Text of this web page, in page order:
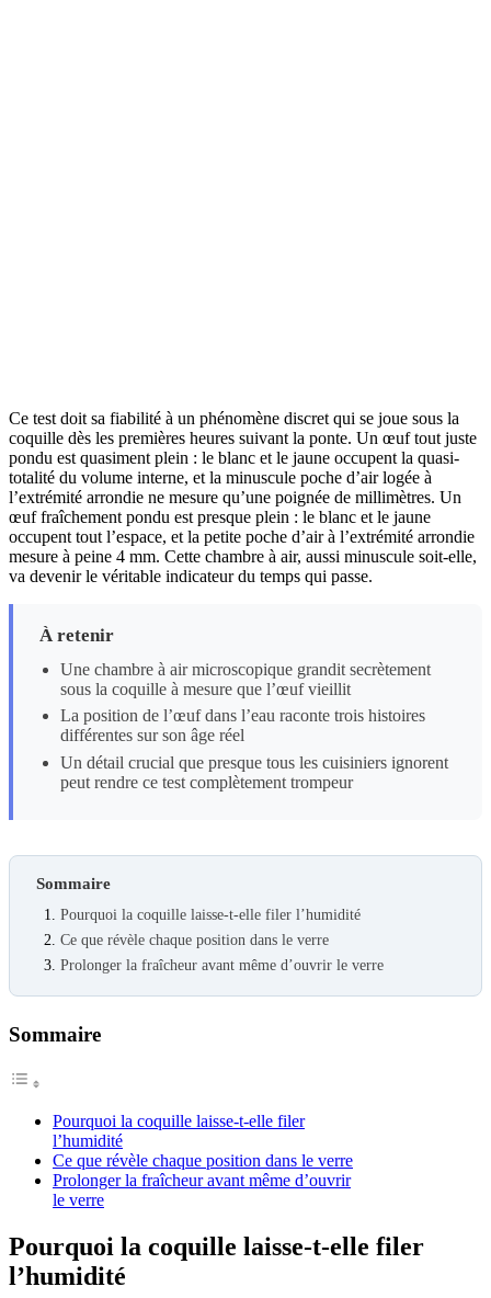
Ce test doit sa fiabilité à un phénomène discret qui se joue sous la
coquille dès les premières heures suivant la ponte. Un œuf tout juste
pondu est quasiment plein : le blanc et le jaune occupent la quasi-
totalité du volume interne, et la minuscule poche d’air logée à
l’extrémité arrondie ne mesure qu’une poignée de millimètres. Un
œuf fraîchement pondu est presque plein : le blanc et le jaune
occupent tout l’espace, et la petite poche d’air à l’extrémité arrondie
mesure à peine 4 mm. Cette chambre à air, aussi minuscule soit-elle,
va devenir le véritable indicateur du temps qui passe.
À retenir
Une chambre à air microscopique grandit secrètement
sous la coquille à mesure que l’œuf vieillit
La position de l’œuf dans l’eau raconte trois histoires
différentes sur son âge réel
Un détail crucial que presque tous les cuisiniers ignorent
peut rendre ce test complètement trompeur
Sommaire
Pourquoi la coquille laisse-t-elle filer l’humidité
Ce que révèle chaque position dans le verre
Prolonger la fraîcheur avant même d’ouvrir le verre
Sommaire
Pourquoi la coquille laisse-t-elle filer
l’humidité
Ce que révèle chaque position dans le verre
Prolonger la fraîcheur avant même d’ouvrir
le verre
Pourquoi la coquille laisse-t-elle filer
l’humidité